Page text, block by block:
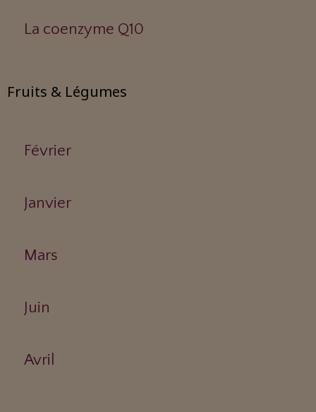
La coenzyme Q10
Fruits & Légumes
Février
Janvier
Mars
Juin
Avril